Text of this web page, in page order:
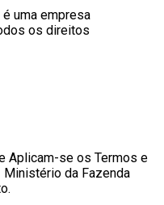
uma empresa
os direitos
Aplicam-se os Termos e
da Fazenda